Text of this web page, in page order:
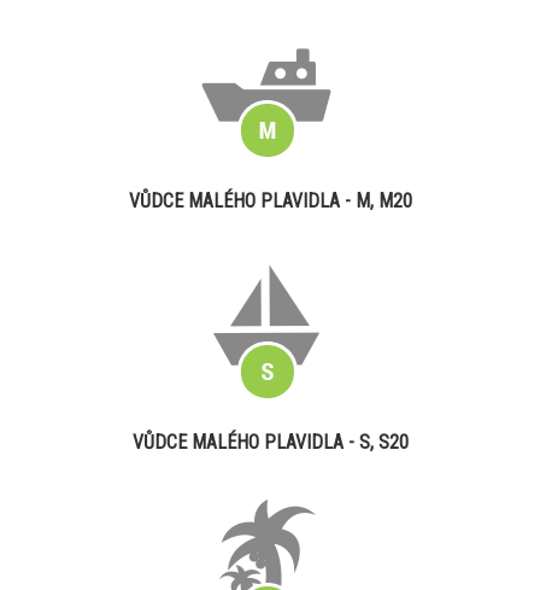
VŮDCE MALÉHO PLAVIDLA - M, M20
VŮDCE MALÉHO PLAVIDLA - S, S20